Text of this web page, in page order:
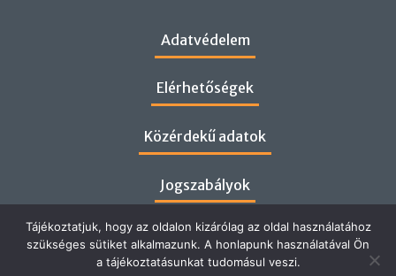
Adatvédelem
Elérhetőségek
Közérdekű adatok
Jogszabályok
Tájékoztatjuk, hogy az oldalon kizárólag az oldal használatához
szükséges sütiket alkalmazunk. A honlapunk használatával Ön
a tájékoztatásunkat tudomásul veszi.